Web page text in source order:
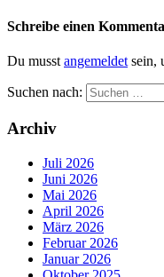
Schreibe einen
Du musstangemeldetsein,
Suchen nach:
Archiv
Juli 2026
Juni 2026
Mai 2026
April 2026
März 2026
Februar 2026
Januar 2026